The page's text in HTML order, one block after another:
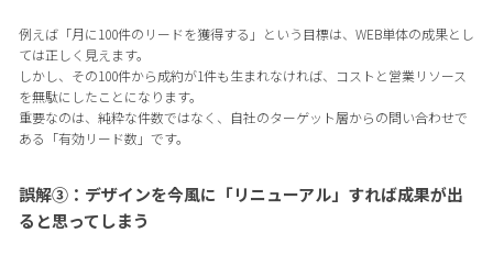
例えば「月に100件のリードを獲得する」という目標は、WEB単体の成果とし
ては正しく見えます。
しかし、その100件から成約が1件も生まれなければ、コストと営業リソース
を無駄にしたことになります。
重要なのは、純粋な件数ではなく、自社のターゲット層からの問い合わせで
ある「有効リード数」です。
誤解③：デザインを今風に「リニューアル」すれば成果が出
ると思ってしまう